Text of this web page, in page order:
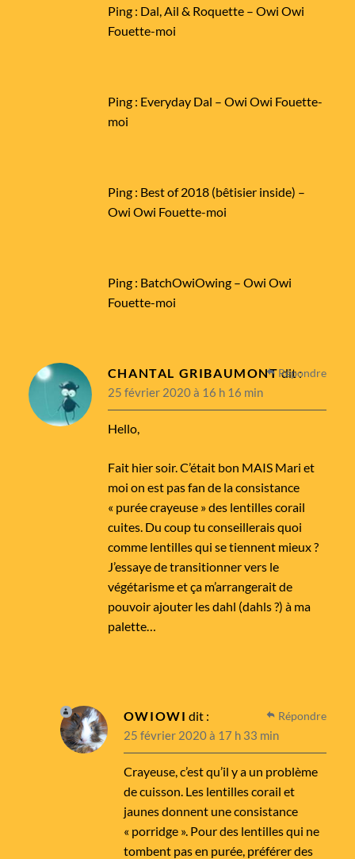
Ping : Dal, Ail & Roquette – Owi Owi
Fouette-moi
Ping : Everyday Dal – Owi Owi Fouette-
moi
Ping : Best of 2018 (bêtisier inside) –
Owi Owi Fouette-moi
Ping : BatchOwiOwing – Owi Owi
Fouette-moi
CHANTAL GRIBAUMONT dit :
25 février 2020 à 16 h 16 min
Hello,
Fait hier soir. C’était bon MAIS Mari et
moi on est pas fan de la consistance
« purée crayeuse » des lentilles corail
cuites. Du coup tu conseillerais quoi
comme lentilles qui se tiennent mieux ?
J’essaye de transitionner vers le
végétarisme et ça m’arrangerait de
pouvoir ajouter les dahl (dahls ?) à ma
palette…
Répondre
OWIOWI dit :
25 février 2020 à 17 h 33 min
Crayeuse, c’est qu’il y a un problème
de cuisson. Les lentilles corail et
jaunes donnent une consistance
« porridge ». Pour des lentilles qui ne
tombent pas en purée, préférer des
Répondre